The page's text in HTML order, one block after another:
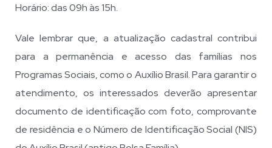
Horário: das 09h às 15h.
Vale lembrar que, a atualização cadastral contribui
para a permanência e acesso das famílias nos
Programas Sociais, como o Auxílio Brasil. Para garantir o
atendimento, os interessados deverão apresentar
documento de identificação com foto, comprovante
de residência e o Número de Identificação Social (NIS)